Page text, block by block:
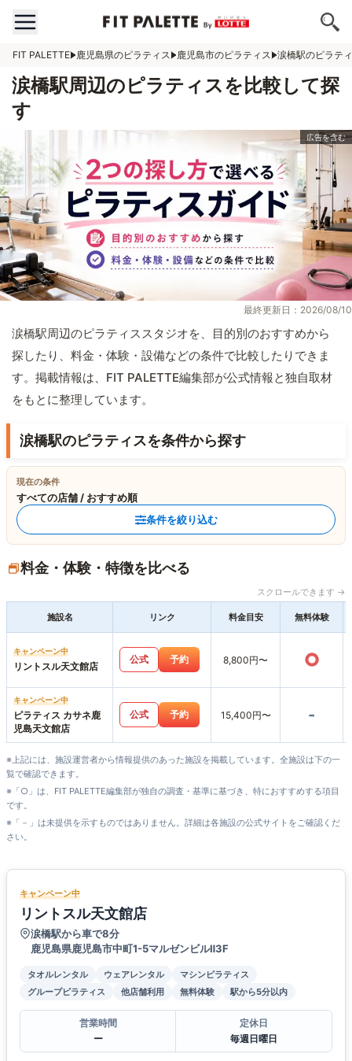
FIT PALETTE 鹿児島県のピラティス 鹿児島市のピラティス 涙橋駅のピラテ
涙橋駅周辺のピラティスを比較して探
す
最終更新日：2026/08/10
涙橋駅周辺のピラティススタジオを、目的別のおすすめから
探したり、料金・体験・設備などの条件で比較したりできま
す。掲載情報は、FIT PALETTE編集部が公式情報と独自取材
をもとに整理しています。
涙橋駅のピラティスを条件から探す
現在の条件
すべての店舗 / おすすめ順
条件を絞り込む
料金・体験・特徴を比べる
スクロールできます →
施設名 リンク 料金目安 無料体験
キャンペーン中
リントスル天文館店
公式 予約 8,800円〜 ○
キャンペーン中
ピラティス カサネ鹿
児島天文館店
公式 予約 15,400円〜 -
※上記には、施設運営者から情報提供のあった施設を掲載しています。全施設は下の一
覧で確認できます。
※「○」は、FIT PALETTE編集部が独自の調査・基準に基づき、特におすすめする項目
です。
※「－」は未提供を示すものではありません。詳細は各施設の公式サイトをご確認くだ
さい。
キャンペーン中
リントスル天文館店
涙橋駅から車で8分
鹿児島県鹿児島市中町1-5マルゼンビルⅡ3F
タオルレンタル ウェアレンタル
マシンピラティス
グループピラティス
他店舗利用 無料体験 駅から5分以内
営業時間
ー
定休日
毎週日曜日